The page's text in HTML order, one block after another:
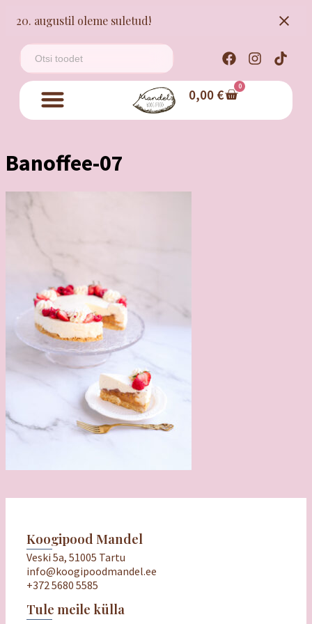
20. augustil oleme suletud!
0,00 € 0
Banoffee-07
Koogipood Mandel
Veski 5a, 51005 Tartu
info@koogipoodmandel.ee
+372 5680 5585
Tule meile külla